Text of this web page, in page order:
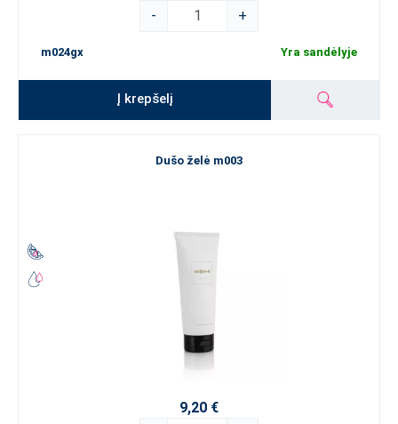
-
+
m024gx Yra sandėlyje
Į krepšelį
Dušo želė m003
9,20 €